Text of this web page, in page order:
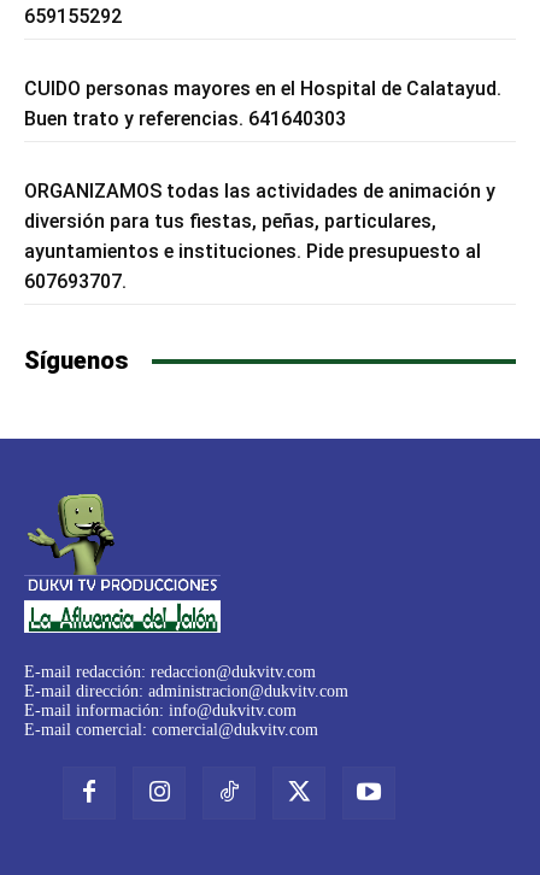
659155292
CUIDO personas mayores en el Hospital de Calatayud.
Buen trato y referencias. 641640303
ORGANIZAMOS todas las actividades de animación y
diversión para tus fiestas, peñas, particulares,
ayuntamientos e instituciones. Pide presupuesto al
607693707.
Síguenos
E-mail redacción: redaccion@dukvitv.com
E-mail dirección: administracion@dukvitv.com
E-mail información: info@dukvitv.com
E-mail comercial: comercial@dukvitv.com